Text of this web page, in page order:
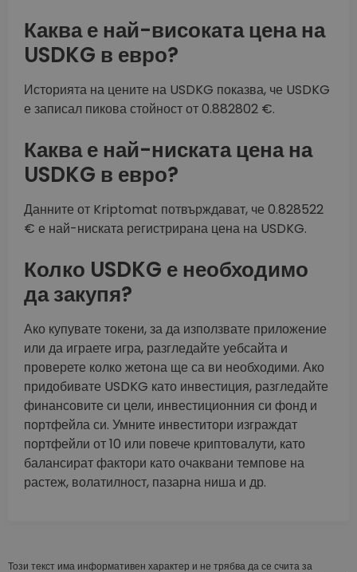
Каква е най-високата цена на
USDKG в евро?
Историята на цените на USDKG показва, че USDKG
е записал пикова стойност от 0.882802 €.
Каква е най-ниската цена на
USDKG в евро?
Данните от Kriptomat потвърждават, че 0.828522
€ е най-ниската регистрирана цена на USDKG.
Колко USDKG е необходимо
да закупя?
Ако купувате токени, за да използвате приложение
или да играете игра, разгледайте уебсайта и
проверете колко жетона ще са ви необходими. Ако
придобивате USDKG като инвестиция, разгледайте
финансовите си цели, инвестиционния си фонд и
портфейла си. Умните инвеститори изграждат
портфейли от 10 или повече криптовалути, като
балансират фактори като очаквани темпове на
растеж, волатилност, пазарна ниша и др.
Този текст има информативен характер и не трябва да се счита за